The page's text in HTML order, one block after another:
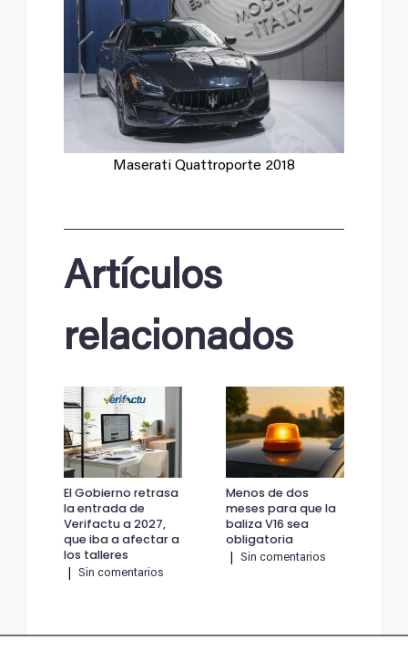
Maserati Quattroporte 2018
Artículos
relacionados
El Gobierno retrasa
la entrada de
Verifactu a 2027,
que iba a afectar a
los talleres
Sin comentarios
Menos de dos
meses para que la
baliza V16 sea
obligatoria
Sin comentarios